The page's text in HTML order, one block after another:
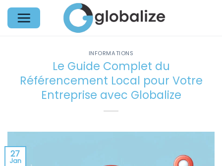
Passer
contenu
INFORMATIONS
Le Guide Complet du
Référencement Local pour Votre
Entreprise avec Globalize
27
Jan